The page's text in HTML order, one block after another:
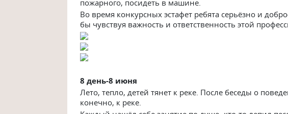
пожарного, посидеть в машине.
Во время конкурсных эстафет ребята серьёзно и
бы чувствуя важность и ответственность этой
8 день-8 июня
Лето, тепло, детей тянет к реке. После беседы о
конечно, к реке.